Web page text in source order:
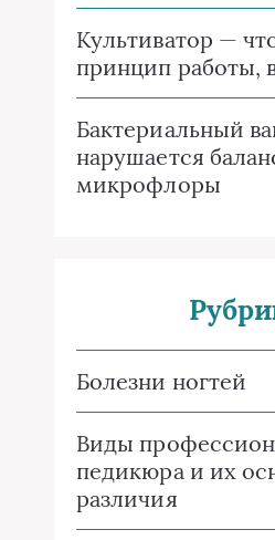
Культиватор —
принцип работы,
Бактериальный
нарушается
микрофлоры
Болезни ногтей
Виды
педикюра и их
различия